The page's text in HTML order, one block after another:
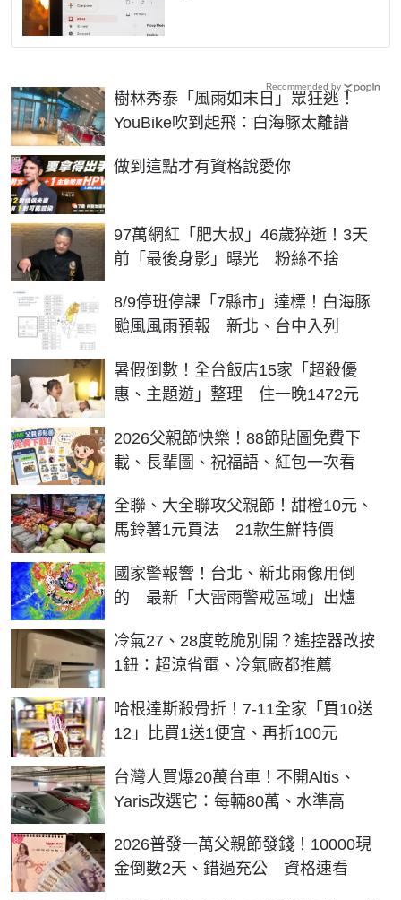
樹林秀泰「風雨如末日」眾狂逃！
YouBike吹到起飛：白海豚太離譜
做到這點才有資格說愛你
PR
97萬網紅「肥大叔」46歲猝逝！3天
前「最後身影」曝光 粉絲不捨
8/9停班停課「7縣市」達標！白海豚
颱風風雨預報 新北、台中入列
暑假倒數！全台飯店15家「超殺優
惠、主題遊」整理 住一晚1472元
2026父親節快樂！88節貼圖免費下
載、長輩圖、祝福語、紅包一次看
全聯、大全聯攻父親節！甜橙10元、
馬鈴薯1元買法 21款生鮮特價
國家警報響！台北、新北雨像用倒
的 最新「大雷雨警戒區域」出爐
冷氣27、28度乾脆別開？遙控器改按
1鈕：超涼省電、冷氣廠都推薦
哈根達斯殺骨折！7-11全家「買10送
12」比買1送1便宜、再折100元
台灣人買爆20萬台車！不開Altis、
Yaris改選它：每輛80萬、水準高
2026普發一萬父親節發錢！10000現
金倒數2天、錯過充公 資格速看
Recommended by